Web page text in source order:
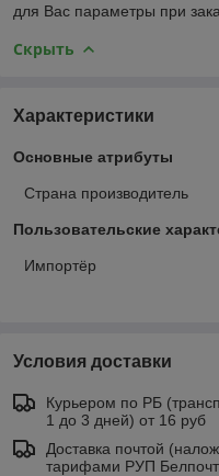
для Вас параметры при
Скрыть
Характеристики
Основные атрибуты
Страна производитель
Пользовательские
Импортёр
Условия доставки
Курьером по РБ
1 до 3 дней) от 16 руб
Доставка почтой
тарифами РУП